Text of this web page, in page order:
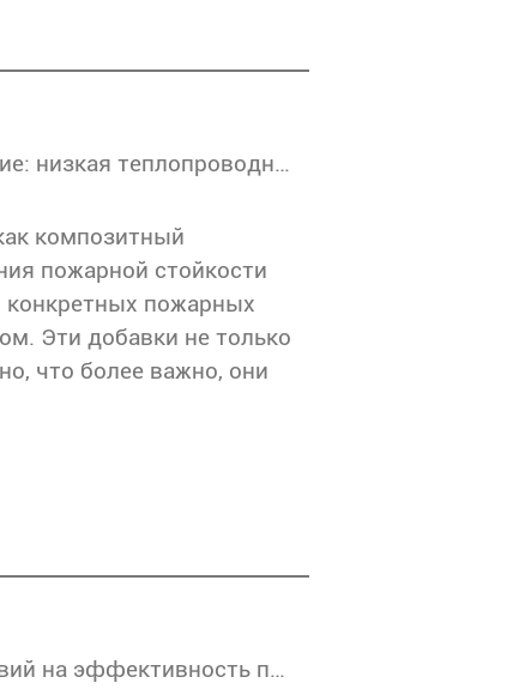
Цементная смесь огнеупорное образование: низкая теплопроводность строит линию безопасности
композитный
пожарной стойкости
конкретных пожарных
Эти добавки не только
что более важно, они
Анализ влияния метеорологических условий на эффективность подавления пыли привязки пыли -подавления